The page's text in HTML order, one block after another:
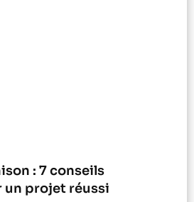
: 7 conseils
un projet réussi